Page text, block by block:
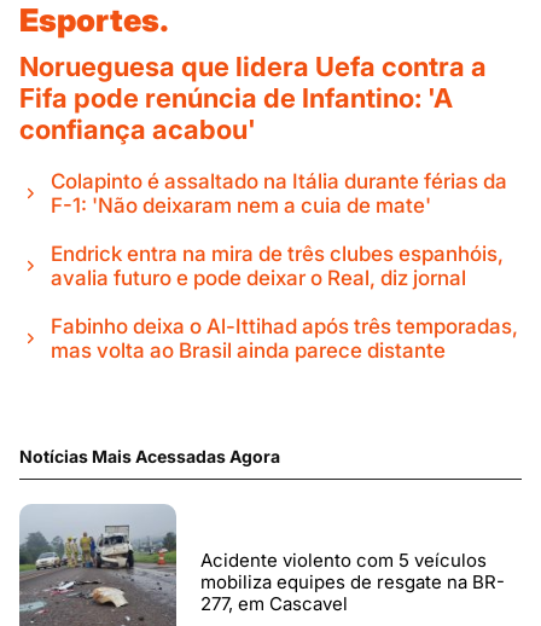
Esportes.
Norueguesa que lidera Uefa contra a
Fifa pode renúncia de Infantino: 'A
confiança acabou'
Colapinto é assaltado na Itália durante férias da
F-1: 'Não deixaram nem a cuia de mate'
Endrick entra na mira de três clubes espanhóis,
avalia futuro e pode deixar o Real, diz jornal
Fabinho deixa o Al-Ittihad após três temporadas,
mas volta ao Brasil ainda parece distante
Notícias Mais Acessadas Agora
Acidente violento com 5 veículos
mobiliza equipes de resgate na BR-
277, em Cascavel